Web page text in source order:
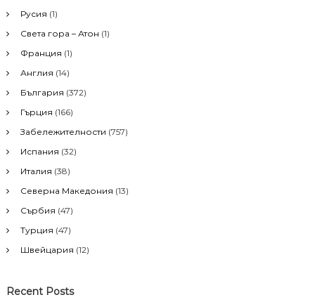
Русия (1)
Света гора – Атон (1)
Франция (1)
Англия (14)
България (372)
Гърция (166)
Забележителности (757)
Испания (32)
Италия (38)
Северна Македония (13)
Сърбия (47)
Турция (47)
Швейцария (12)
Recent Posts